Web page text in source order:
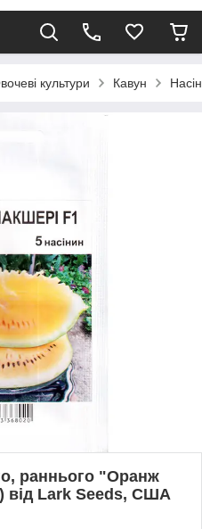
культури Кавун
раннього "Оранж
від Lark Seeds, США